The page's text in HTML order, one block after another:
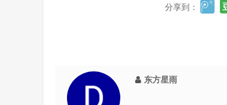
分享到：
东方星雨